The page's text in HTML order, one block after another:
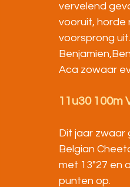
vervelend
vooruit, horde
voorsprong
Aca zowaar
11u30 100m
Dit jaar zwaar
Belgian
met 13"27 en
punten op.